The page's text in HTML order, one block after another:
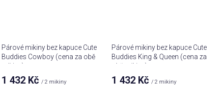
Párové mikiny bez kapuce Cute
Buddies Cowboy (cena za obě
mikiny)
1 432 Kč/ 2 mikiny
Párové mikiny bez kapuce Cute
Buddies King & Queen (cena za
obě mikiny)
1 432 Kč/ 2 mikiny